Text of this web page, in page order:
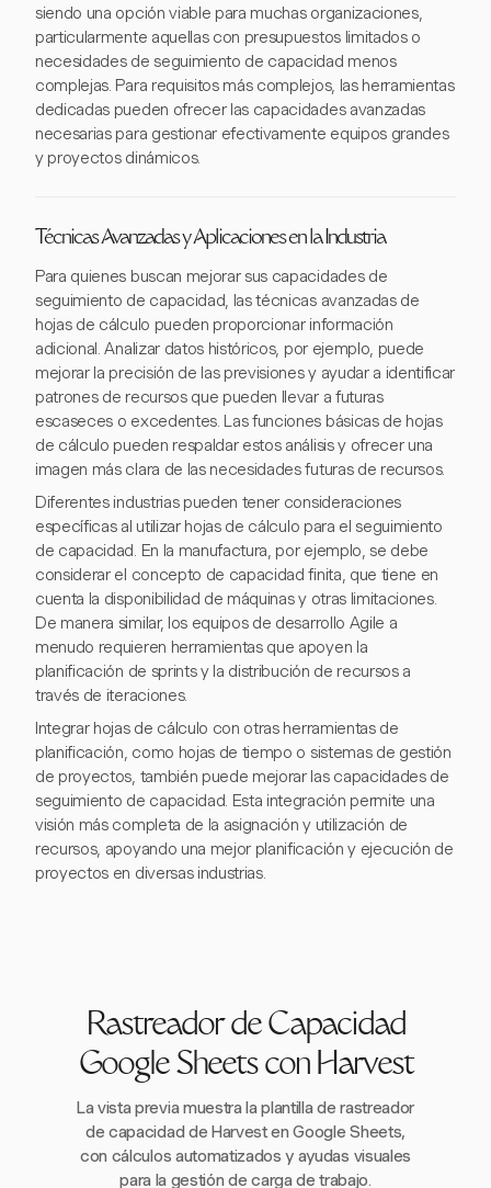
siendo una opción viable para muchas organizaciones,
particularmente aquellas con presupuestos limitados o
necesidades de seguimiento de capacidad menos
complejas. Para requisitos más complejos, las herramientas
dedicadas pueden ofrecer las capacidades avanzadas
necesarias para gestionar efectivamente equipos grandes
y proyectos dinámicos.
Técnicas Avanzadas y Aplicaciones en la Industria
Para quienes buscan mejorar sus capacidades de
seguimiento de capacidad, las técnicas avanzadas de
hojas de cálculo pueden proporcionar información
adicional. Analizar datos históricos, por ejemplo, puede
mejorar la precisión de las previsiones y ayudar a identificar
patrones de recursos que pueden llevar a futuras
escaseces o excedentes. Las funciones básicas de hojas
de cálculo pueden respaldar estos análisis y ofrecer una
imagen más clara de las necesidades futuras de recursos.
Diferentes industrias pueden tener consideraciones
específicas al utilizar hojas de cálculo para el seguimiento
de capacidad. En la manufactura, por ejemplo, se debe
considerar el concepto de capacidad finita, que tiene en
cuenta la disponibilidad de máquinas y otras limitaciones.
De manera similar, los equipos de desarrollo Agile a
menudo requieren herramientas que apoyen la
planificación de sprints y la distribución de recursos a
través de iteraciones.
Integrar hojas de cálculo con otras herramientas de
planificación, como hojas de tiempo o sistemas de gestión
de proyectos, también puede mejorar las capacidades de
seguimiento de capacidad. Esta integración permite una
visión más completa de la asignación y utilización de
recursos, apoyando una mejor planificación y ejecución de
proyectos en diversas industrias.
Rastreador de Capacidad
Google Sheets con Harvest
La vista previa muestra la plantilla de rastreador
de capacidad de Harvest en Google Sheets,
con cálculos automatizados y ayudas visuales
para la gestión de carga de trabajo.